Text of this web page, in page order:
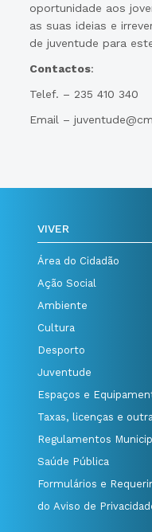
oportunidade aos
as suas ideias e
de juventude para
Contactos:
Telef. – 235 410 340
Email –
VIVER
Área do Cidadão
Ação Social
Ambiente
Cultura
Desporto
Juventude
Espaços e
Taxas, licenças e
Regulamentos
Saúde Pública
Formulários e
do Aviso de